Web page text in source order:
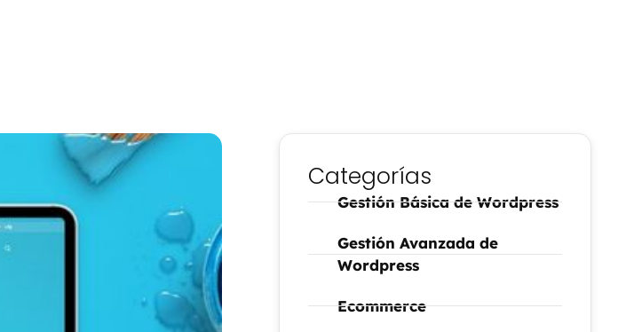
Categorías
Gestión Básica de Wordpress
Gestión Avanzada de
Wordpress
Ecommerce